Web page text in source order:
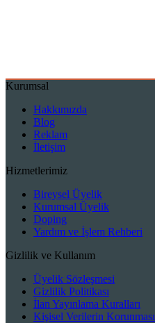
Kurumsal
Hakkımızda
Blog
Reklam
İletişim
Hizmetlerimiz
Bireysel Üyelik
Kurumsal Üyelik
Doping
Yardım ve İşlem Rehberi
Gizlilik ve Kullanım
Üyelik Sözleşmesi
Gizlilik Politikası
İlan Yayınlama Kuralları
Kişisel Verilerin Korunması